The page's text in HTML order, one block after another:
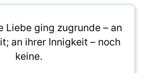
Liebe ging zugrunde – an
an ihrer Innigkeit – noch
keine.